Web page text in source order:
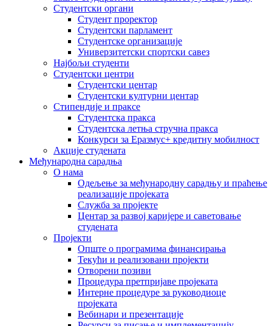
Студентски органи
Студент проректор
Студентски парламент
Студентске организације
Универзитетски спортски савез
Најбољи студенти
Студентски центри
Студентски центар
Студентски културни центар
Стипендије и праксе
Студентска пракса
Студентска летња стручна пракса
Конкурси за Еразмус+ кредитну мобилност
Акције студената
Међународна сарадња
О нама
Одељење за међународну сарадњу и праћење
реализације пројеката
Служба за пројекте
Центар за развој каријере и саветовање
студената
Пројекти
Опште о програмима финансирања
Текући и реализовани пројекти
Отворени позиви
Процедура претпријаве пројеката
Интерне процедуре за руководиоце
пројеката
Вебинари и презентације